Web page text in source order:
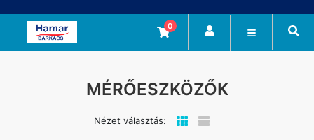
0
MÉRŐESZKÖZŐK
Nézet választás: